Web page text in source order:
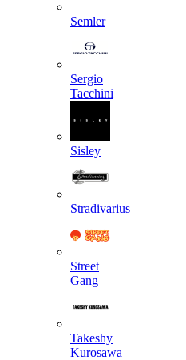
Semler
Sergio
Tacchini
Sisley
Stradivarius
Street
Gang
Takeshy
Kurosawa